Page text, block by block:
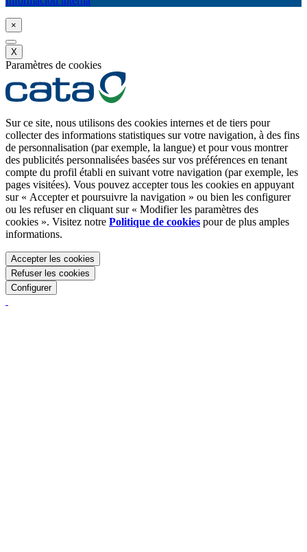
×
X
Paramètres de cookies
Sur ce site, nous utilisons des cookies internes et de tiers pour
collecter des informations statistiques sur votre navigation, à des fins
de personnalisation (par exemple, la langue) et pour vous montrer
des publicités personnalisées basées sur vos préférences en tenant
compte du profil établi en suivant votre navigation (par exemple, les
pages visitées). Vous pouvez accepter tous les cookies en appuyant
sur « Accepter et poursuivre la navigation » ou bien les configurer
ou les refuser en cliquant sur « Modifier les paramètres des
cookies ». Visitez notre Politique de cookies pour de plus amples
informations.
Accepter les cookies
Refuser les cookies
Configurer